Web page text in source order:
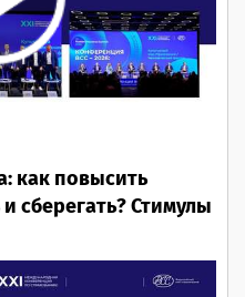
как повысить
сберегать? Стимулы